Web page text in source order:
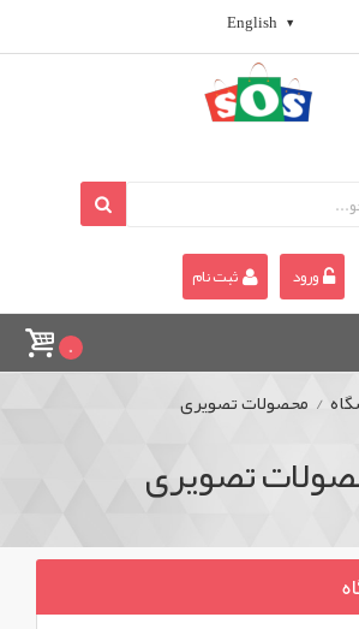
English
ورود ثبت نام
0
/ محصولات تصویری
تصویری